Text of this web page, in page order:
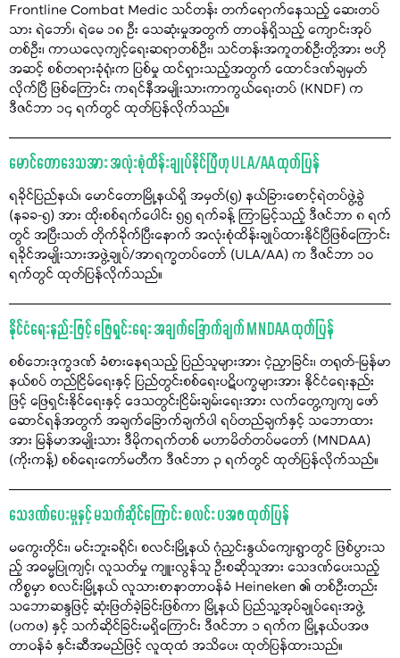
Frontline Combat Medic သင်တန်း တက်ရောက်နေသည့် ဆေးတပ်
သား ရဲဘော်၊ ရဲမေ ၁၈ ဦး သေဆုံးမှုအတွက် တာဝန်ရှိသည့် ကျောင်းအုပ်
တစ်ဦး၊ ကာယလေ့ကျင့်ရေးဆရာတစ်ဦး၊ သင်တန်းအကူတစ်ဦးတို့အား ဗဟို
အဆင့် စစ်တရားခုံရုံးက ပြစ်မှု ထင်ရှားသည့်အတွက် ထောင်ဒဏ်ချမှတ်
လိုက်ပြီ ဖြစ်ကြောင်း ကရင်နီအမျိုးသားကာကွယ်ရေးတပ် (KNDF) က
ဒီဇင်ဘာ ၁၄ ရက်တွင် ထုတ်ပြန်လိုက်သည်။
မောင်တောဒေသအား အလုံးစုံထိန်းချုပ်နိုင်ပြီဟု ULA/AA ထုတ်ပြန်
ရခိုင်ပြည်နယ်၊ မောင်တောမြို့နယ်ရှိ အမှတ်(၅) နယ်ခြားစောင့်ရဲတပ်ဖွဲ့ခွဲ
(နခခ-၅) အား ထိုးစစ်ရက်ပေါင်း ၅၅ ရက်ခန့် ကြာမြင့်သည့် ဒီဇင်ဘာ ၈ ရက်
တွင် အပြီးသတ် တိုက်ခိုက်ပြီးနောက် အလုံးစုံထိန်းချုပ်ထားနိုင်ပြီဖြစ်ကြောင်း
ရခိုင်အမျိုးသားအဖွဲ့ချုပ်/အာရက္ခတပ်တော် (ULA/AA) က ဒီဇင်ဘာ ၁၀
ရက်တွင် ထုတ်ပြန်လိုက်သည်။
နိုင်ငံရေးနည်းဖြင့် ဖြေရှင်းရေး အချက်ခြောက်ချက် MNDAA ထုတ်ပြန်
စစ်ဘေးဒုက္ခဒဏ် ခံစားနေရသည့် ပြည်သူများအား ငဲ့ညှာခြင်း၊ တရုတ်-မြန်မာ
နယ်စပ် တည်ငြိမ်ရေးနှင့် ပြည်တွင်းစစ်ရေးပဋိပက္ခများအား နိုင်ငံရေးနည်း
ဖြင့် ဖြေရှင်းနိုင်ရေးနှင့် ဒေသတွင်းငြိမ်းချမ်းရေးအား လက်တွေ့ကျကျ ဖော်
ဆောင်ရန်အတွက် အချက်ခြောက်ချက်ပါ ရပ်တည်ချက်နှင့် သဘောထား
အား မြန်မာအမျိုးသား ဒီမိုကရက်တစ် မဟာမိတ်တပ်မတော် (MNDAA)
(ကိုးကန့်) စစ်ရေးကော်မတီက ဒီဇင်ဘာ ၃ ရက်တွင် ထုတ်ပြန်လိုက်သည်။
သေဒဏ်ပေးမှုနှင့် မသက်ဆိုင်ကြောင်း စလင်း ပအဖ ထုတ်ပြန်
မကွေးတိုင်း၊ မင်းဘူးခရိုင်၊ စလင်းမြို့နယ် ဂုံညှင်းနွယ်ကျေးရွာတွင် ဖြစ်ပွားသ
ည့် အဓမ္မပြုကျင့်၊ လူသတ်မှု ကျူးလွန်သူ ဦးစဆိုသူအား သေဒဏ်ပေးသည့်
ကိစ္စမှာ စလင်းမြို့နယ် လူသားစာနာတာဝန်ခံ Heineken ၏ တစ်ဦးတည်း
သဘောဆန္ဒဖြင့် ဆုံးဖြတ်ခဲ့ခြင်းဖြစ်ကာ မြို့နယ် ပြည်သူ့အုပ်ချုပ်ရေးအဖွဲ့
(ပကဖ) နှင့် သက်ဆိုင်ခြင်းမရှိကြောင်း ဒီဇင်ဘာ ၁ ရက်က မြို့နယ်ပအဖ
တာဝန်ခံ နှင်းဆီအမည်ဖြင့် လူထုထံ အသိပေး ထုတ်ပြန်ထားသည်။